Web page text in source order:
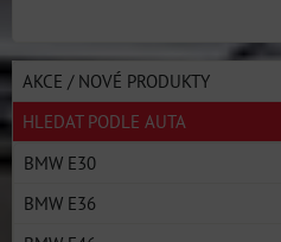
AKCE / NOVÉ PRODUKTY
HLEDAT PODLE AUTA
BMW E30
BMW E36